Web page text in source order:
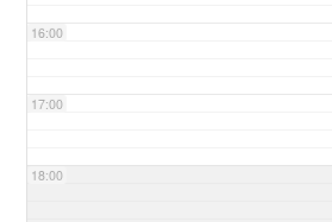
16:00
17:00
18:00